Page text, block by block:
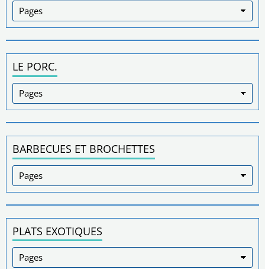
LE PORC.
BARBECUES ET BROCHETTES
PLATS EXOTIQUES